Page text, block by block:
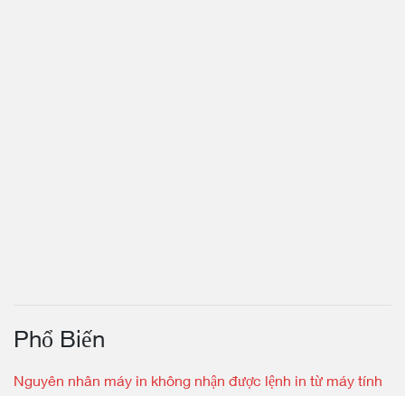
Phổ Biến
Nguyên nhân máy in không nhận được lệnh in từ máy tính